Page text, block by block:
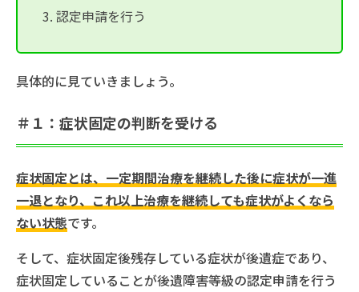
認定申請を行う
具体的に見ていきましょう。
＃１：症状固定の判断を受ける
症状固定とは、一定期間治療を継続した後に症状が一進
一退となり、これ以上治療を継続しても症状がよくなら
ない状態です。
そして、症状固定後残存している症状が後遺症であり、
症状固定していることが後遺障害等級の認定申請を行う